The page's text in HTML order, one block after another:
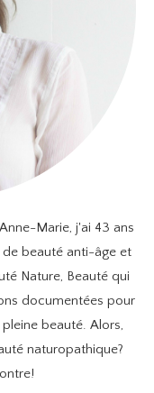
Marie, j'ai 43 ans
beauté anti-âge et
Nature, Beauté qui
documentées pour
beauté. Alors,
naturopathique?